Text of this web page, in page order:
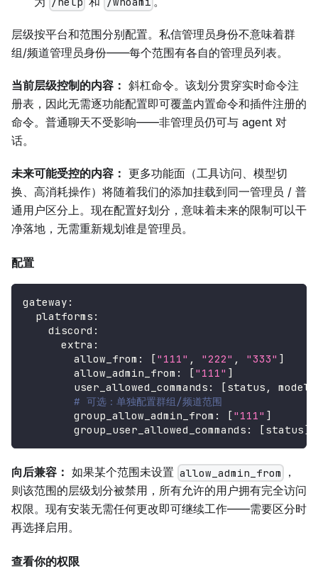
层级按平台和范围分别配置。私信管理员身份不意味着群
组/频道管理员身份——每个范围有各自的管理员列表。
当前层级控制的内容： 斜杠命令。该划分贯穿实时命令注
册表，因此无需逐功能配置即可覆盖内置命令和插件注册的
命令。普通聊天不受影响——非管理员仍可与 agent 对
话。
未来可能受控的内容： 更多功能面（工具访问、模型切
换、高消耗操作）将随着我们的添加挂载到同一管理员 / 普
通用户区分上。现在配置好划分，意味着未来的限制可以干
净落地，无需重新规划谁是管理员。
配置
gateway :
platforms :
discord :
extra :
allow_from : ["111" , "222" , "333" ]
allow_admin_from : ["111" ]
user_allowed_commands : [status , model
# 可选：单独配置群组/频道范围
group_allow_admin_from : ["111" ]
group_user_allowed_commands : [status]
向后兼容： 如果某个范围未设置 allow_admin_from
，
则该范围的层级划分被禁用，所有允许的用户拥有完全访问
权限。现有安装无需任何更改即可继续工作——需要区分时
再选择启用。
查看你的权限